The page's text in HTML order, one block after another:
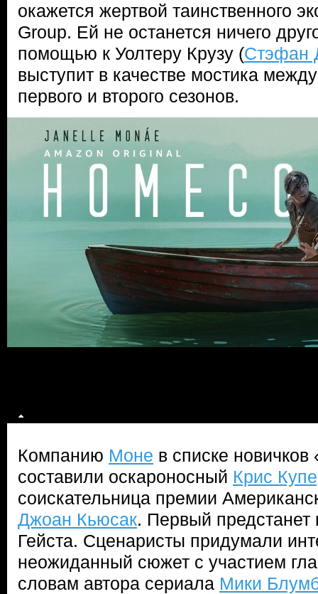
окажется жертвой таинственного
Group. Ей не останется ничего
помощью к Уолтеру Крузу (Стэфан
выступит в качестве мостика
первого и второго сезонов.
Компанию Моне в списке новичков
составили оскароносный Крис
соискательница премии
Джоан Кьюсак. Первый предстанет
Гейста. Сценаристы придумали
неожиданный сюжет с участием
словам автора сериала Мики